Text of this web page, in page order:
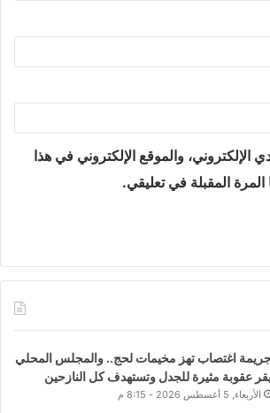
الإلكتروني، والموقع الإلكتروني في هذا
المقبلة في تعليقي.
اغتصاب تهز مخيمات لحج.. والمجلس المحلي
عقوبة مثيرة للجدل وتستهدف كل النازحين
الأربعاء, 5 أغسطس 2026 - 8:15 م